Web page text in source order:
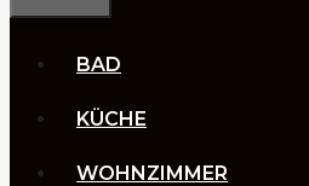
BAD
KÜCHE
WOHNZIMMER